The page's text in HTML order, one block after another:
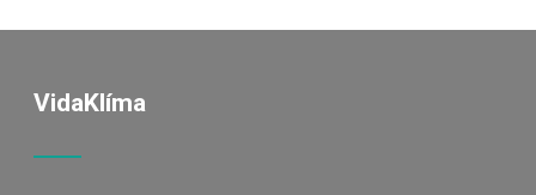
VidaKlíma